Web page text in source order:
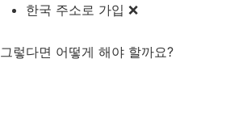
한국 주소로 가입 ❌
그렇다면 어떻게 해야 할까요?